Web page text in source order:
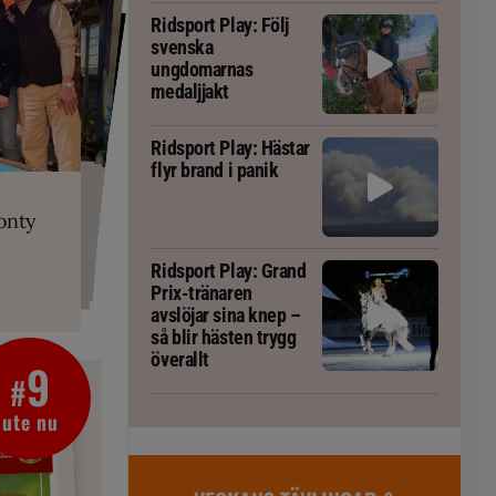
är allt
fång
blivit
tränaren
#9
ute nu
Ridsport Play: Följ
svenska
ungdomarnas
medaljjakt
Ridsport Play: Hästar
flyr brand i panik
Ridsport Play: Grand
Prix-tränaren
avslöjar sina knep –
så blir hästen trygg
överallt